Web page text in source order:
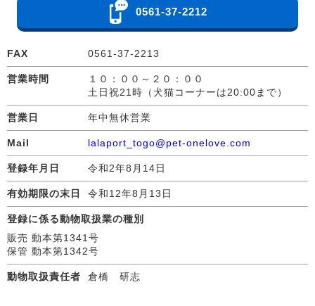
0561-37-2212
FAX 0561-37-2213
営業時間
１０：００～２０：００
土日祝21時（犬猫コーナーは20:00まで）
営業日 年中無休営業
Mail lalaport_togo@pet-onelove.com
登録年月日 令和2年8月14日
有効期限の末日 令和12年8月13日
登録に係る動物取扱業の種別
販売 動本第1341号
保管 動本第1342号
動物取扱責任者 倉橋 研志